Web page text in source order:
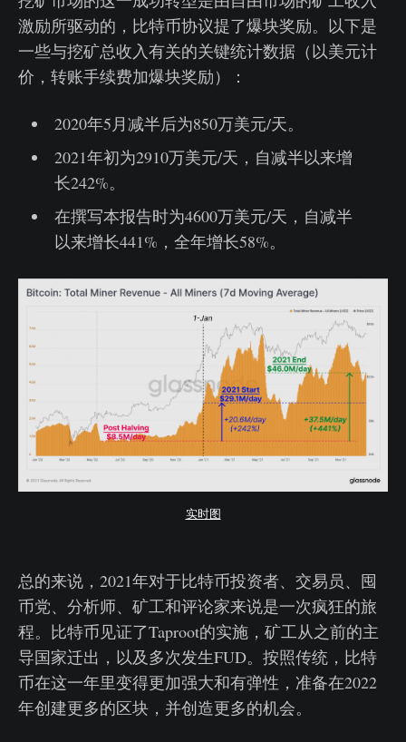
激励所驱动的，比特币协议提了爆块奖励。以下是
一些与挖矿总收入有关的关键统计数据（以美元计
价，转账手续费加爆块奖励）：
2020年5月减半后为850万美元/天。
2021年初为2910万美元/天，自减半以来增
长242%。
在撰写本报告时为4600万美元/天，自减半
以来增长441%，全年增长58%。
实时图
总的来说，2021年对于比特币投资者、交易员、囤
币党、分析师、矿工和评论家来说是一次疯狂的旅
程。比特币见证了Taproot的实施，矿工从之前的主
导国家迁出，以及多次发生FUD。按照传统，比特
币在这一年里变得更加强大和有弹性，准备在2022
年创建更多的区块，并创造更多的机会。